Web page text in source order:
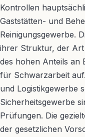
Kontrollen
Gaststätten- und
Reinigungsgewerbe.
ihrer Struktur, der Art
des hohen Anteils an
für Schwarzarbeit
und Logistikgewerbe
Sicherheitsgewerbe
Prüfungen. Die
der gesetzlichen